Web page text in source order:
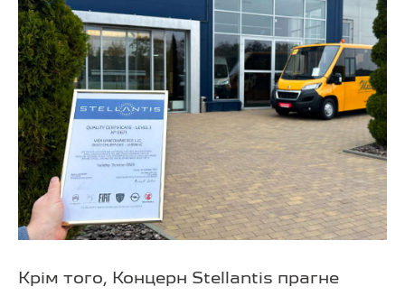
Крім того, Концерн Stellantis прагне